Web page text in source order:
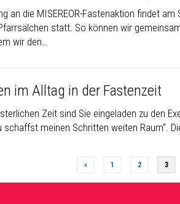
an die MISEREOR-Fastenaktion findet
statt. So können wir
wir den…
im Alltag in der Fastenzeit
Zeit sind Sie eingeladen zu den
schaffst meinen Schritten weiten Raum“.
« 1 2 3